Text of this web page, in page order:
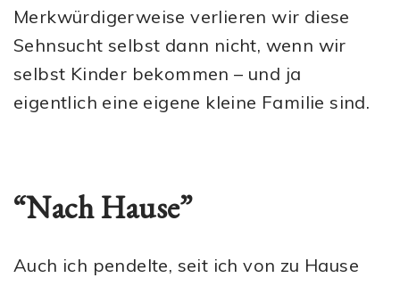
Merkwürdigerweise verlieren wir diese
Sehnsucht selbst dann nicht, wenn wir
selbst Kinder bekommen – und ja
eigentlich eine eigene kleine Familie sind.
“Nach Hause”
Auch ich pendelte, seit ich von zu Hause